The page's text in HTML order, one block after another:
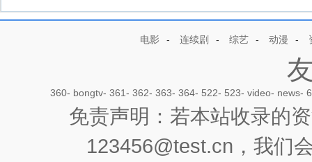
电影 - 连续剧 - 综艺 - 动漫 -
360- bongtv- 361- 362- 363- 364- 522- 523- video- news-
免责声明：若本站收录的
123456@test.cn，我们